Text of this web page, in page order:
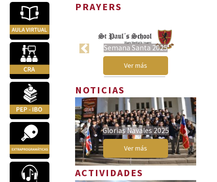
PRAYERS
Semana Santa 2025
Ver más
Previous
NOTICIAS
Glorias Navales 2025
Ver más
Previous Next
ACTIVIDADES